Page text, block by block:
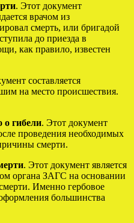
. Этот документ
врачом из
смерть, или бригадой
до приезда в
как правило, известен
составляется
на место происшествия.
о гибели. Этот документ
проведения необходимых
смерти.
. Этот документ является
органа ЗАГС на основании
Именно гербовое
большинства